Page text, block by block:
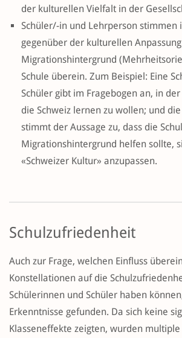
der kulturellen Vielfalt in der
Schüler/-in und Lehrperson stimmen
gegenüber der kulturellen
Migrationshintergrund
Schule überein. Zum Beispiel: Eine
Schüler gibt im Fragebogen an, in
die Schweiz lernen zu wollen; und
stimmt der Aussage zu, dass die
Migrationshintergrund helfen sollte,
«Schweizer Kultur» anzupassen.
Schulzufriedenheit
Auch zur Frage, welchen Einfluss
Konstellationen auf die
Schülerinnen und Schüler haben
Erkenntnisse gefunden. Da sich keine
Klasseneffekte zeigten, wurden multiple